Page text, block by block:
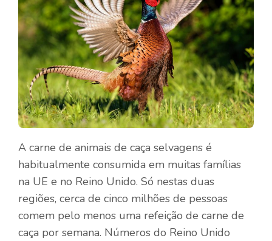
A carne de animais de caça selvagens é
habitualmente consumida em muitas famílias
na UE e no Reino Unido. Só nestas duas
regiões, cerca de cinco milhões de pessoas
comem pelo menos uma refeição de carne de
caça por semana. Números do Reino Unido